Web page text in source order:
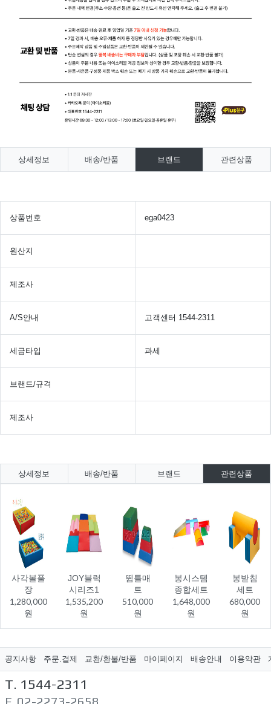
상세정보 배송/반품 브랜드 관련상품
상품번호 ega0423
원산지
제조사
A/S안내 고객센터 1544-2311
세금타입 과세
브랜드/규격
제조사
상세정보 배송/반품 브랜드 관련상품
사각볼풀
장
1,280,000
원
JOY블럭
시리즈1
1,535,200
원
뜀틀매
트
510,000
원
봉시스템
종합세트
1,648,000
원
봉받침
세트
680,000
원
공지사항 주문.결제 교환/환불/반품 마이페이지 배송안내 이용약관
T. 1544-2311
F. 02-2273-2658